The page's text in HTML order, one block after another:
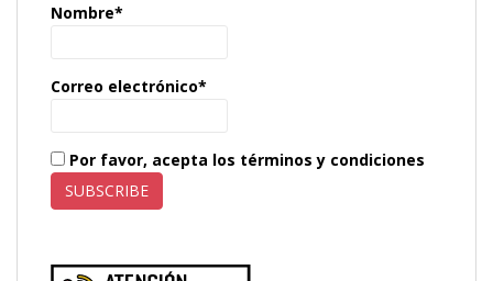
Nombre*
Correo electrónico*
Por favor, acepta los términos y condiciones